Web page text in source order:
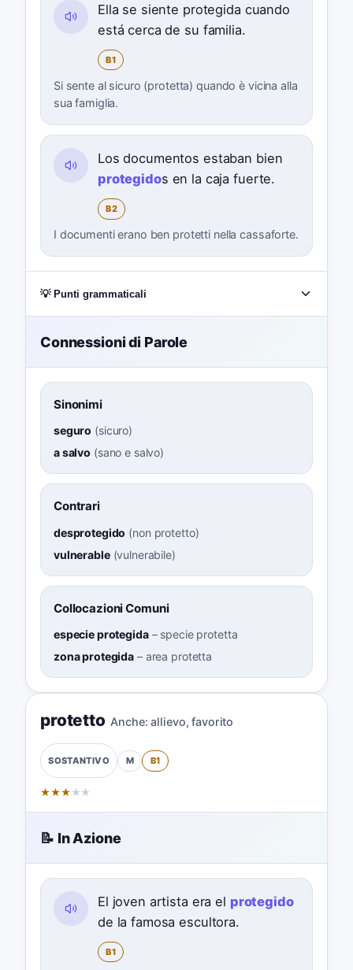
Ella se siente protegida cuando
está cerca de su familia.
B1
Si sente al sicuro (protetta) quando è vicina alla
sua famiglia.
Los documentos estaban bien
protegidos en la caja fuerte.
B2
I documenti erano ben protetti nella cassaforte.
💡 Punti grammaticali
Connessioni di Parole
Sinonimi
seguro (sicuro)
a salvo (sano e salvo)
Contrari
desprotegido (non protetto)
vulnerable(vulnerabile)
Collocazioni Comuni
especie protegida– specie protetta
zona protegida – area protetta
protetto Anche: allievo,favorito
SOSTANTIVO M B1
★★★ ★ ★
📝 In Azione
El joven artista era el protegido
de la famosa escultora.
B1